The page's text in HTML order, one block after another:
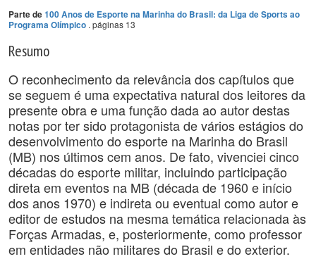
Parte de100 Anos de Esporte na Marinha do Brasil: da Liga de Sports ao
Programa Olímpico . páginas 13
Resumo
O reconhecimento da relevância dos capítulos que
se seguem é uma expectativa natural dos leitores da
presente obra e uma função dada ao autor destas
notas por ter sido protagonista de vários estágios do
desenvolvimento do esporte na Marinha do Brasil
(MB) nos últimos cem anos. De fato, vivenciei cinco
décadas do esporte militar, incluindo participação
direta em eventos na MB (década de 1960 e início
dos anos 1970) e indireta ou eventual como autor e
editor de estudos na mesma temática relacionada às
Forças Armadas, e, posteriormente, como professor
em entidades não militares do Brasil e do exterior.